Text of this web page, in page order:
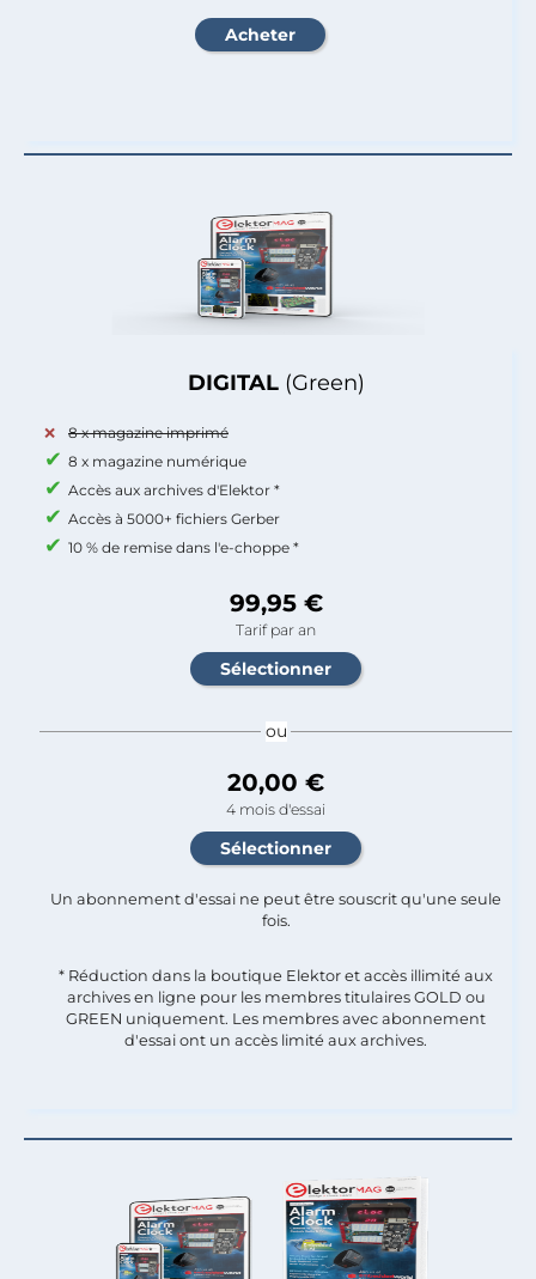
DIGITAL (Green)
8 x magazine imprimé
8 x magazine numérique
Accès aux archives d'Elektor *
Accès à 5000+ fichiers Gerber
10 % de remise dans l'e-choppe *
99,95 €
Tarif par an
ou
20,00 €
4 mois d'essai
Un abonnement d'essai ne peut être souscrit qu'une seule
fois.​
* Réduction dans la boutique Elektor et accès illimité aux
archives en ligne pour les membres titulaires GOLD ou
GREEN uniquement. Les membres avec abonnement
d'essai ont un accès limité aux archives.